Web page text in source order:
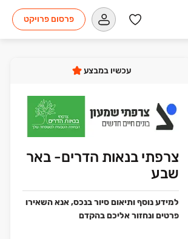
פרסום פרויקט
עכשיו במבצע
צרפתי בנאות הדרים- באר
שבע
למידע נוסף ותיאום סיור בנכס, אנא השאירו
פרטים ונחזור אליכם בהקדם